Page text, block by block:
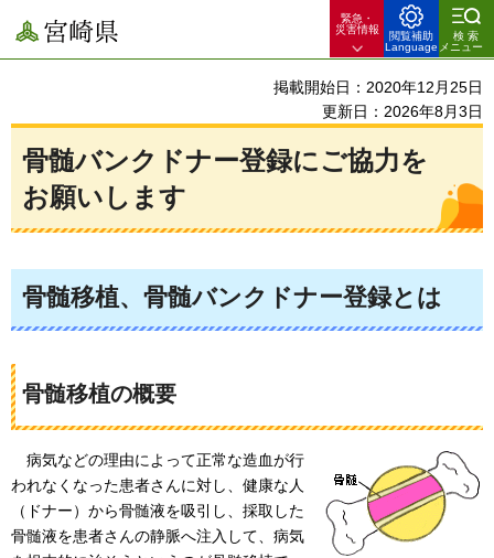
宮崎県
緊急・
災害情報
閲覧補助
Language
検索
メニュー
掲載開始日：2020年12月25日
更新日：2026年8月3日
骨髄バンクドナー登録にご協力を
お願いします
骨髄移植、骨髄バンクドナー登録とは
骨髄移植の概要
病気などの理由によって正常な造血が行
われなくなった患者さんに対し、健康な人
（ドナー）から骨髄液を吸引し、採取した
骨髄液を患者さんの静脈へ注入して、病気